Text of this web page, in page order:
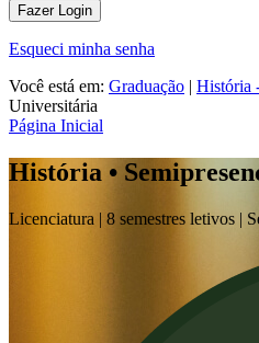
Fazer Login
Esqueci minha senha
Você está em: Graduação | História
Universitária
Página Inicial
História •
Licenciatura | 8 semestres letivos |